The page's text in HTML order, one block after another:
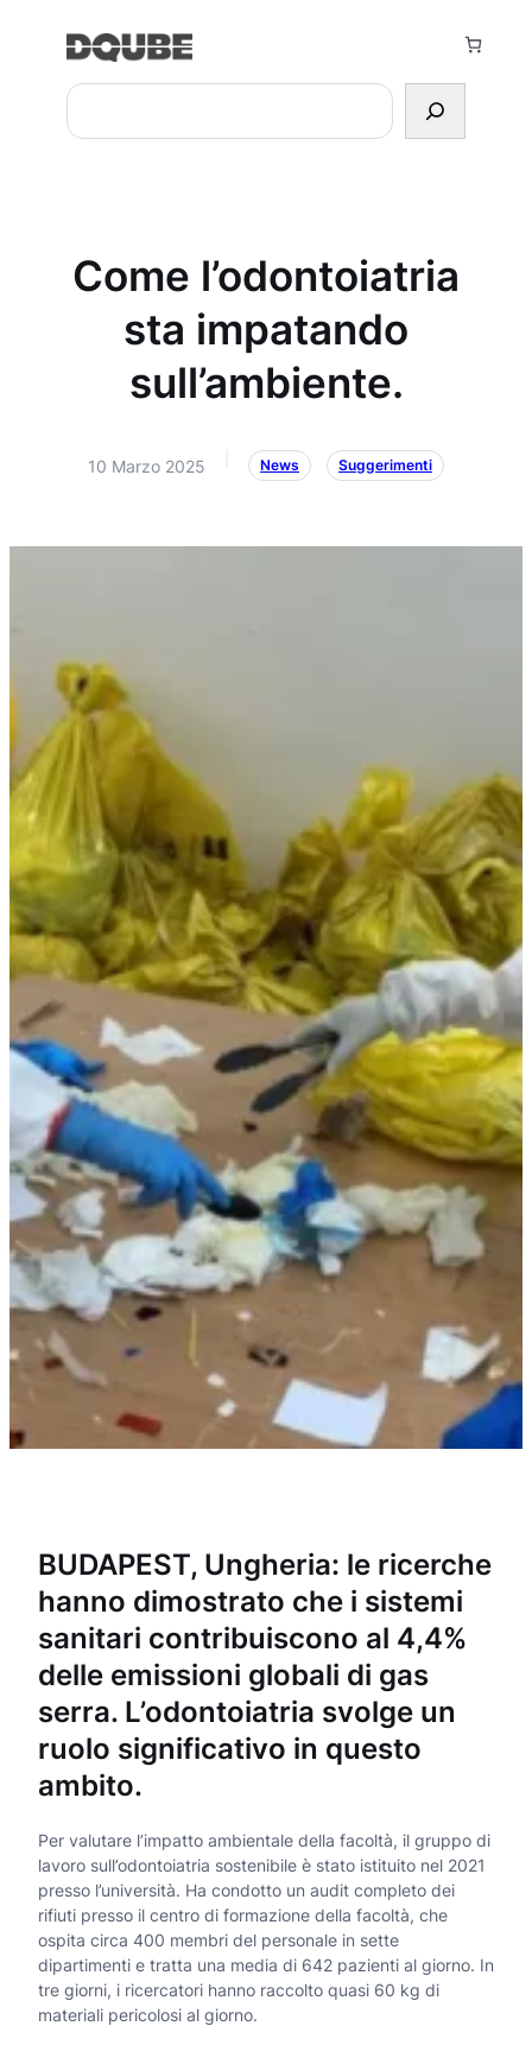
Search
Come l’odontoiatria
sta impatando
sull’ambiente.
10 Marzo 2025 News Suggerimenti
BUDAPEST, Ungheria: le ricerche
hanno dimostrato che i sistemi
sanitari contribuiscono al 4,4%
delle emissioni globali di gas
serra. L’odontoiatria svolge un
ruolo significativo in questo
ambito.
Per valutare l’impatto ambientale della facoltà, il gruppo di
lavoro sull’odontoiatria sostenibile è stato istituito nel 2021
presso l’università. Ha condotto un audit completo dei
rifiuti presso il centro di formazione della facoltà, che
ospita circa 400 membri del personale in sette
dipartimenti e tratta una media di 642 pazienti al giorno. In
tre giorni, i ricercatori hanno raccolto quasi 60 kg di
materiali pericolosi al giorno.